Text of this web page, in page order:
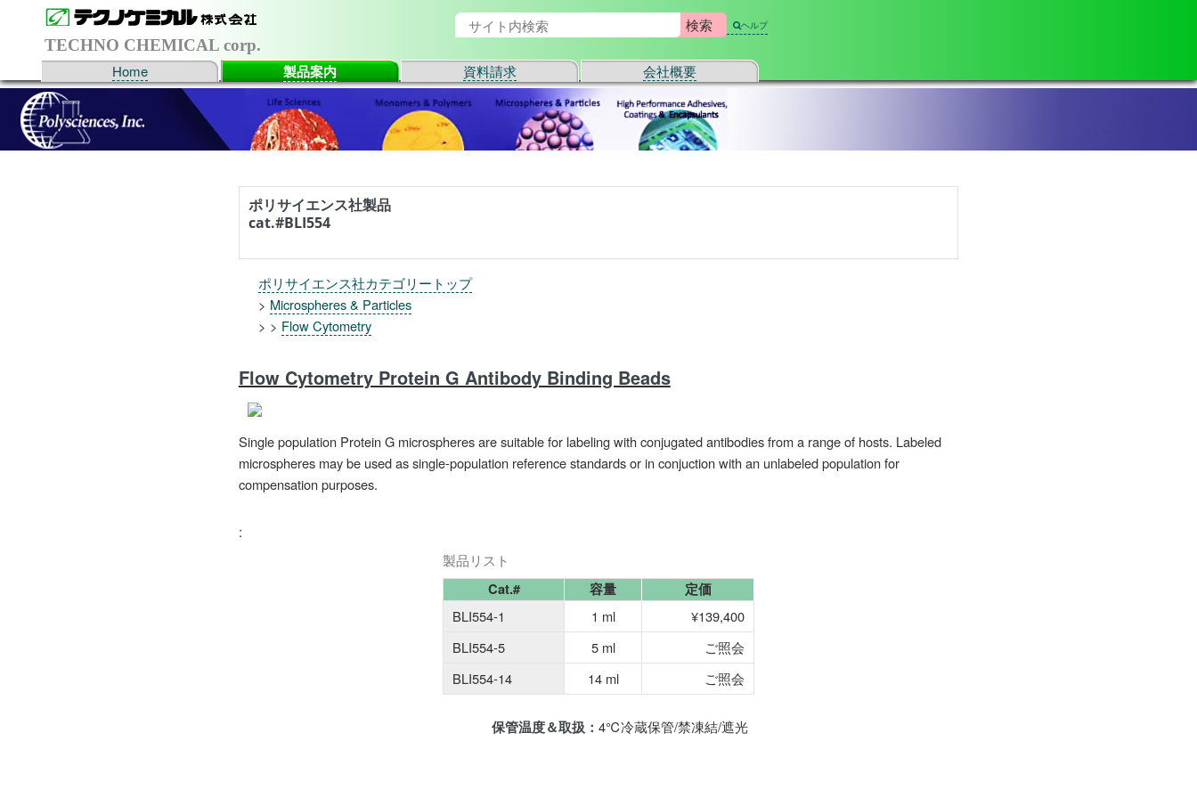
TECHNO CHEMICAL corp.
Home
製品案内 資料請求 会社概要
ヘルプ
ポリサイエンス社製品
cat.#BLI554
ポリサイエンス社カテゴリートップ
> Microspheres & Particles
> > Flow Cytometry
Flow Cytometry Protein G Antibody Binding Beads
Single population Protein G microspheres are suitable for labeling with conjugated antibodies from a range of hosts. Labeled
microspheres may be used as single-population reference standards or in conjuction with an unlabeled population for
compensation purposes.
:
製品リスト
Cat.#
容量
定価
BLI554-1
1 ml
¥139,400
BLI554-5
5 ml
ご照会
BLI554-14
14 ml ご照会
保管温度＆取扱： 4℃冷蔵保管/禁凍結/遮光